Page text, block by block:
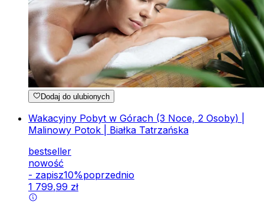
Dodaj do ulubionych
Wakacyjny Pobyt w Górach (3 Noce, 2 Osoby) |
Malinowy Potok | Białka Tatrzańska
bestseller
nowość
- zapisz10%poprzednio
1 799,99 zł